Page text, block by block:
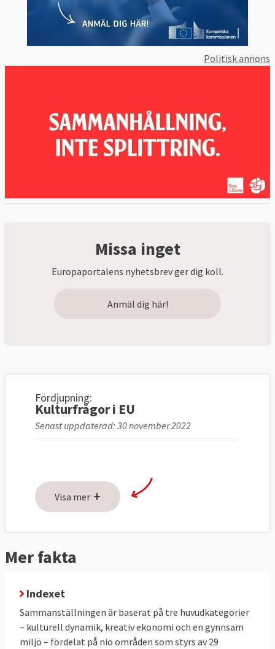
Politisk annons
Missa inget
Europaportalens nyhetsbrev ger dig koll.
Anmäl dig här!
Fördjupning:
Kulturfrågor i EU
Senast uppdaterad: 30 november 2022
Visa mer +
Mer fakta
Indexet
Sammanställningen är baserat på tre huvudkategorier
– kulturell dynamik, kreativ ekonomi och en gynnsam
miljö – fördelat på nio områden som styrs av 29